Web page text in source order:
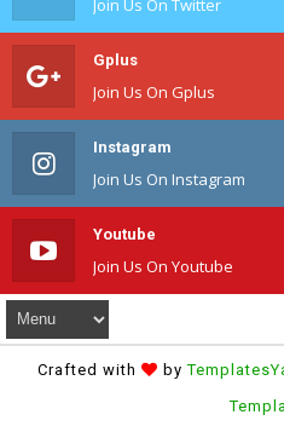
Join Us On Twitter
Gplus
Join Us On Gplus
Instagram
Join Us On Instagram
Youtube
Join Us On Youtube
Crafted with by